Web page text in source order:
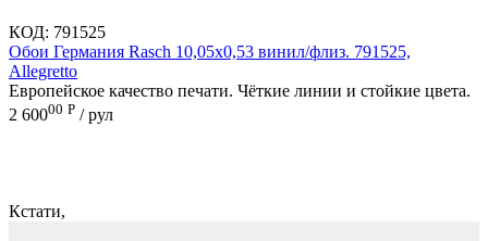
КОД: 791525
Обои Германия Rasch 10,05x0,53 винил/флиз. 791525,
Allegretto
Европейское качество печати. Чёткие линии и стойкие цвета.
2 60000 Р / рул
Кстати,